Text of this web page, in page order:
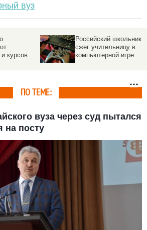
вуз
в
игре
Что не будет считаться
шпаргалкой на ЕГЭ.
Список
ПО ТЕМЕ:
вуза через суд пытался
на посту